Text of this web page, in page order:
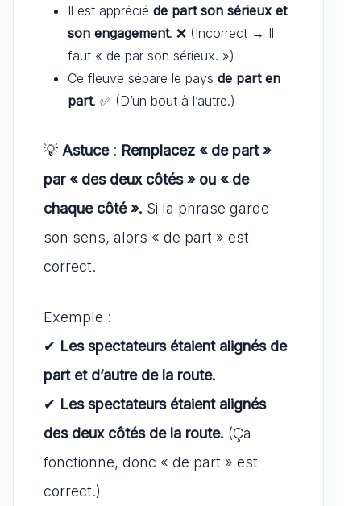
Il est apprécié de part son sérieux et
son engagement. ❌ (Incorrect → Il
faut « de par son sérieux. »)
Ce fleuve sépare le pays de part en
part. ✅ (D’un bout à l’autre.)
💡 Astuce: Remplacez « de part »
par « des deux côtés » ou « de
chaque côté ». Si la phrase garde
son sens, alors « de part » est
correct.
Exemple :
✔ Les spectateurs étaient alignés de
part et d’autre de la route.
✔ Les spectateurs étaient alignés
des deux côtés de la route. (Ça
fonctionne, donc « de part » est
correct.)